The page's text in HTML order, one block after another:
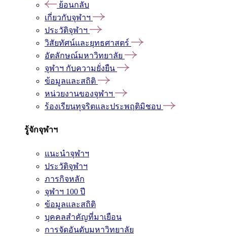
ย้อนกลับ
เกี่ยวกับจุฬาฯ
ประวัติจุฬาฯ
วิสัยทัศน์และยุทธศาสตร์
อัตลักษณ์มหาวิทยาลัย
จุฬาฯ กับความยั่งยืน
ข้อมูลและสถิติ
หน่วยงานของจุฬาฯ
ร้องเรียนทุจริตและประพฤติมิชอบ
รู้จักจุฬาฯ
แนะนำจุฬาฯ
ประวัติจุฬาฯ
ภารกิจหลัก
จุฬาฯ 100 ปี
ข้อมูลและสถิติ
บุคคลสำคัญที่มาเยือน
การจัดอันดับมหาวิทยาลัย